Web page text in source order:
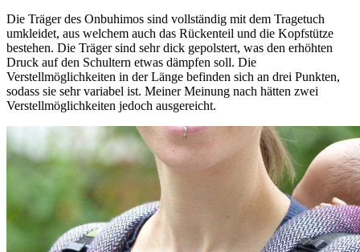
Die Träger des Onbuhimos sind vollständig mit dem Tragetuch
umkleidet, aus welchem auch das Rückenteil und die Kopfstütze
bestehen. Die Träger sind sehr dick gepolstert, was den erhöhten
Druck auf den Schultern etwas dämpfen soll. Die
Verstellmöglichkeiten in der Länge befinden sich an drei Punkten,
sodass sie sehr variabel ist. Meiner Meinung nach hätten zwei
Verstellmöglichkeiten jedoch ausgereicht.